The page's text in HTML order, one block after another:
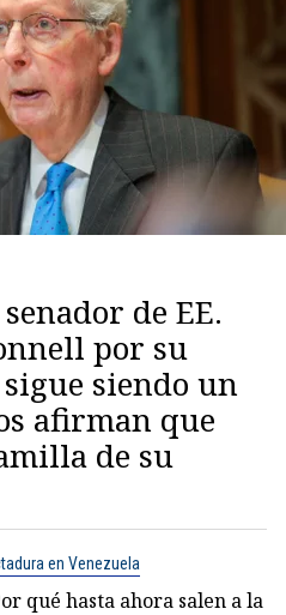
de EE.
por su
siendo un
afirman que
de su
en Venezuela
qué hasta ahora salen a la